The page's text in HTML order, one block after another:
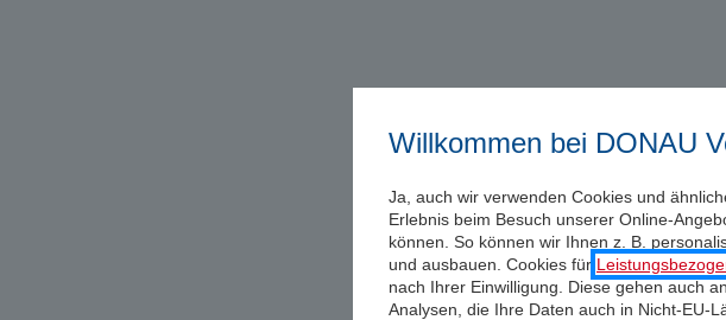
Willkommen bei DONAU
Ja, auch wir verwenden Cookies und
Erlebnis beim Besuch unserer Online-
können. So können wir Ihnen z. B.
und ausbauen. Cookies für
nach Ihrer Einwilligung. Diese gehen auch
Analysen, die Ihre Daten auch in Nicht-EU-